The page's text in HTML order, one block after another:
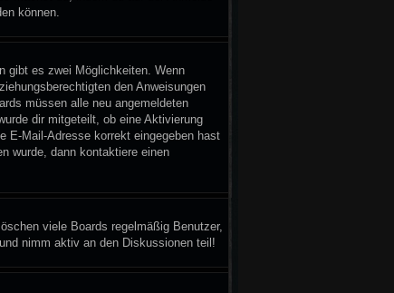
können.
gibt es zwei Möglichkeiten. Wenn
den Anweisungen
müssen alle neu angemeldeten
dir mitgeteilt, ob eine Aktivierung
E-Mail-Adresse korrekt eingegeben hast
wurde, dann kontaktiere einen
viele Boards regelmäßig Benutzer,
nimm aktiv an den Diskussionen teil!